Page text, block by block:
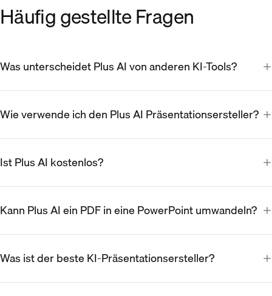
Häufig gestellte Fragen
Was unterscheidet Plus AI von anderen KI-Tools?
Wie verwende ich den Plus AI Präsentationsersteller?
Ist Plus AI kostenlos?
Kann Plus AI ein PDF in eine PowerPoint umwandeln?
Was ist der beste KI-Präsentationsersteller?